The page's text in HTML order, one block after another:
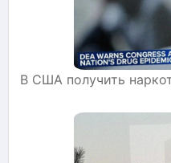
В США получить